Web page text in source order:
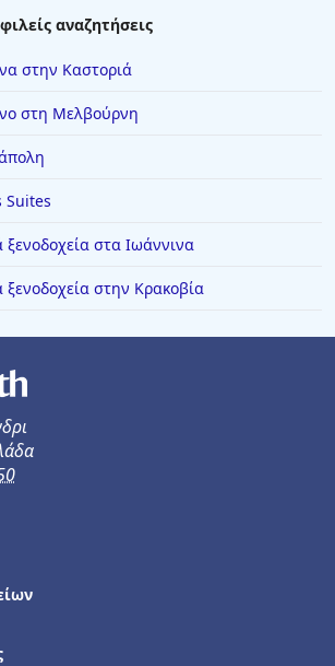
αναζητήσεις
στην Καστοριά
στη Μελβούρνη
Suites
στα Ιωάννινα
στην Κρακοβία